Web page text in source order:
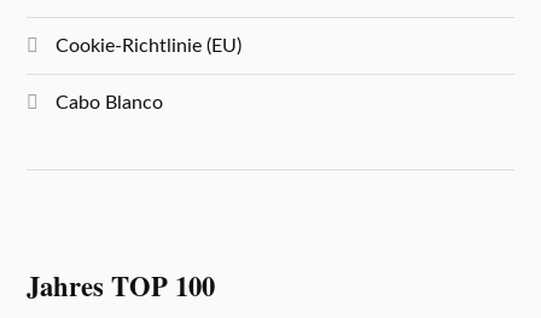
Cookie-Richtlinie (EU)
Cabo Blanco
Jahres TOP 100